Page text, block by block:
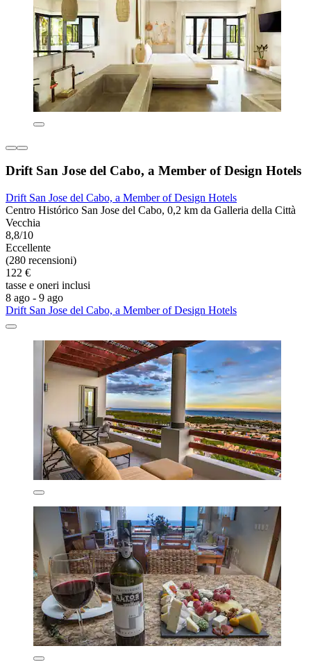
Drift San Jose del Cabo, a Member of Design Hotels
Drift San Jose del Cabo, a Member of Design Hotels
Centro Histórico San Jose del Cabo, 0,2 km da Galleria della Città
Vecchia
8,8/10
Eccellente
(280 recensioni)
122 €
tasse e oneri inclusi
8 ago - 9 ago
Drift San Jose del Cabo, a Member of Design Hotels